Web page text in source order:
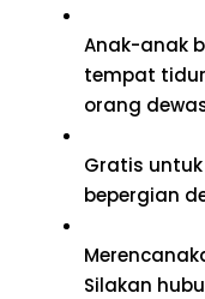
Anak-anak
tempat
orang
Gratis
bepergian
Silakan